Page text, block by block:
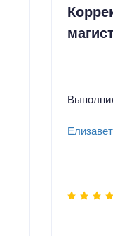
Выполнил
Елизавета